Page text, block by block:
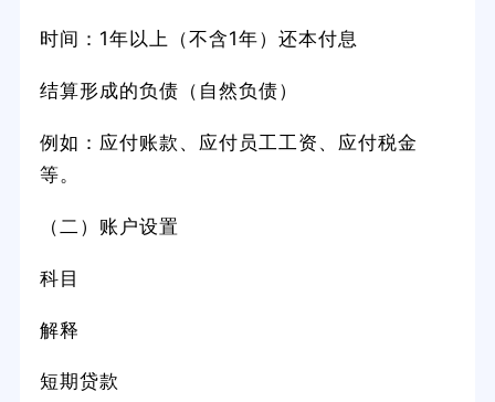
时间：1年以上（不含1年）还本付息
结算形成的负债（自然负债）
例如：应付账款、应付员工工资、应付税金
等。
（二）账户设置
科目
解释
短期贷款